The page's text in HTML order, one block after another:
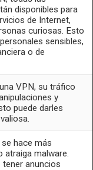
disponibles para
de Internet,
curiosas. Esto
sensibles,
o de
VPN, su tráfico
y
puede darles
hace más
atraiga malware.
anuncios